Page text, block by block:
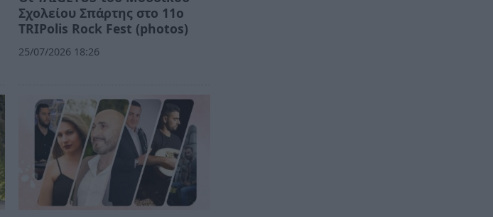
Σχολείου Σπάρτης στο 11ο
TRIPolis Rock Fest (photos)
25/07/2026 18:26